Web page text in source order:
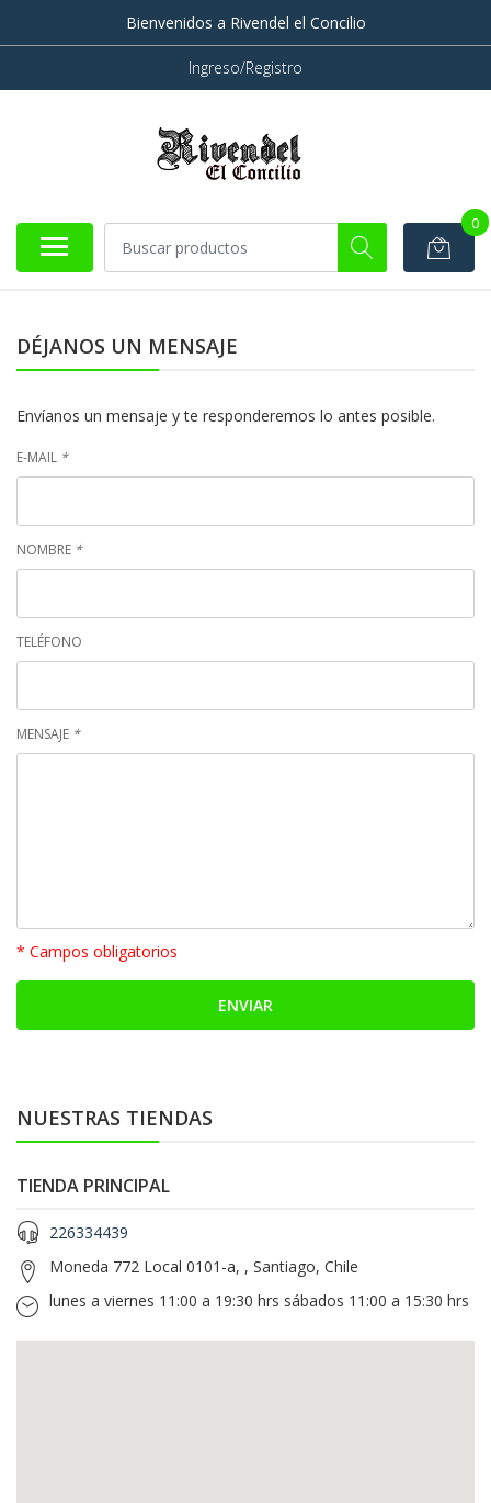
Bienvenidos a Rivendel el Concilio
Ingreso/Registro
0
DÉJANOS UN MENSAJE
Envíanos un mensaje y te responderemos lo antes posible.
E-MAIL *
NOMBRE *
TELÉFONO
MENSAJE *
* Campos obligatorios
NUESTRAS TIENDAS
TIENDA PRINCIPAL
226334439
Moneda 772 Local 0101-a, , Santiago, Chile
lunes a viernes 11:00 a 19:30 hrs sábados 11:00 a 15:30 hrs